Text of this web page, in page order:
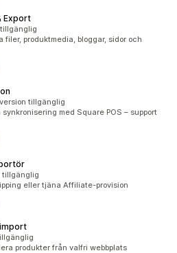
Export
filer, produktmedia, bloggar, sidor och
tillgänglig
med Square POS – support
tillgänglig
eller tjäna Affiliate-provision
produkter från valfri webbplats